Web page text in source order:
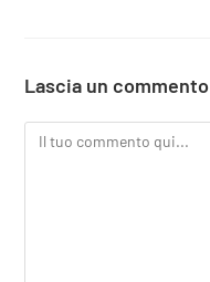
Lascia un commento